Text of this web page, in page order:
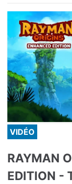
VIDÉO
RAYMAN
EDITION -